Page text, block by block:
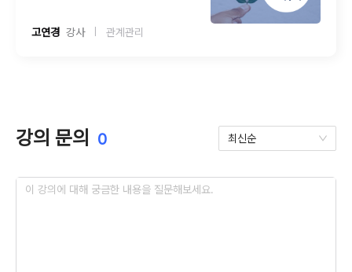
Based Stress Reduction)을 기반으
호흡 명상 실천으로 심리적 안정을 유지
하려는 회복탄력성을 향상 시킬 수 있다.
고연경 강사 관계관리
강의 문의 0 최신순